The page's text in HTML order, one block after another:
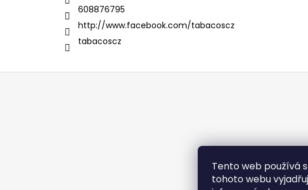
Tento web používá
tohoto webu
608876795
http://www.facebook.com/tabacoscz
tabacoscz
Z